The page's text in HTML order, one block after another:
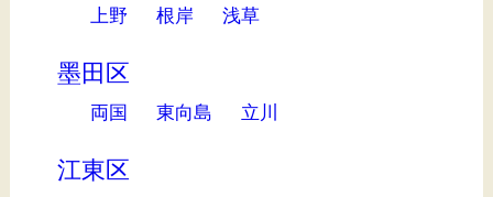
上野 根岸 浅草
墨田区
両国 東向島 立川
江東区